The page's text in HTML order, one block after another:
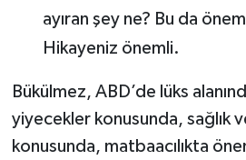
ayıran şey ne? Bu da
Hikayeniz önemli.
Bükülmez, ABD’de lüks
yiyecekler konusunda, sağlık
konusunda, matbaacılıkta